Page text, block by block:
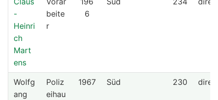
-
Heinri
ch
Mart
ens
beite
r
6
Wolfg
ang
Poliz
eihau
1967 Süd 230